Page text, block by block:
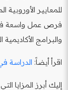
للمعايير الأوروبية
فرص عمل واسعة في
والبرامج
اقرأ أيضاً: الدراسة
إليك أبرز المزايا